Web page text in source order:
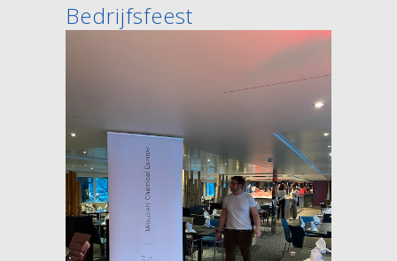
Bedrijfsfeest